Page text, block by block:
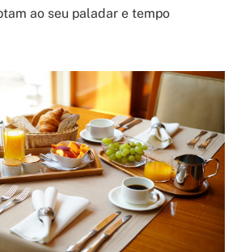
ao seu paladar e tempo